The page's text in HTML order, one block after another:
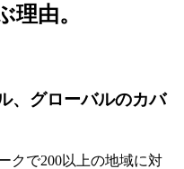
理由。
、グローバルのカバ
クで200以上の地域に対